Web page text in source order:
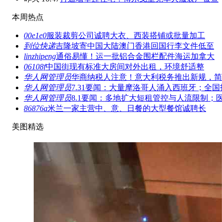
本周热点
00e1e0服装裁剪公司诚聘大衣、西装搭铺或批量加工
到位快递吉隆坡寄中国大陆澳门香港回国行李文件低至
linzhipeng通俗易懂！运一批铝合金围栏配件海运加拿大
06108f中国街现有标准大房间对外出租，环境舒适整
华人网管理员华商纳税人注意！意大利税务推出新规，
华人网管理员7.31要闻：大量摩洛哥人涌入西班牙；全国
华人网管理员8.1要闻：多地扩大短租管控与人流限制；
86876a米兰一家主营中、意、日餐的大型餐馆诚聘长
美图精选